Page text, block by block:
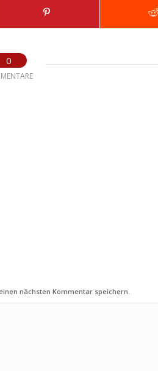
0
nächsten Kommentar speichern.